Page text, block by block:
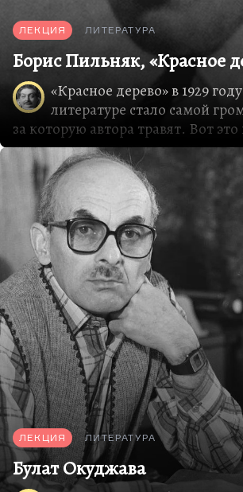
ЛЕКЦИЯ ЛИТЕРАТУРА
Борис Пильняк, «Красное
«Красное дерево» в 1929
литературе стало самой
за которую автора травят. Вот это
символично, что главное
года, это не самый лучший роман
пронзительная поэма, никаких
хороших поэм и романов в этот
подарил, а это произведение, за
всего травят его автора,
Союза писателей московских и
одного из самых громких и
у которого уже к этому моменту
романа, готовится к печати
постоянно публикуются сборники
Борис Пильняк, наверное, не
двадцатых годов, но точно самый
и…
ЛЕКЦИЯ ЛИТЕРАТУРА
Булат Окуджава